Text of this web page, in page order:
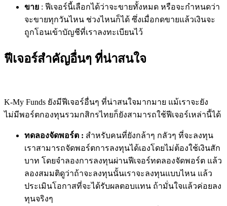
ขาย : ฟีเจอร์นี้เลือกได้ว่าจะขายทั้งหมด หรือจะกำหนดว่า
จะขายทุกวันไหน ช่วงไหนก็ได้ ซึ่งเมื่อกดขายแล้วเงินจะ
ถูกโอนเข้าบัญชีที่เราลงทะเบียนไว้
ฟีเจอร์สำคัญอื่นๆ ที่น่าสนใจ
K-My Funds ยังมีฟีเจอร์อื่นๆ ที่น่าสนใจมากมาย แม้เราจะยัง
ไม่มีพอร์ตกองทุนรวมกสิกรไทยก็ยังสามารถใช้ฟีเจอร์เหล่านี้ได้
ทดลองจัดพอร์ต : สำหรับคนที่ยังกล้าๆ กลัวๆ ที่จะลงทุน
เราสามารถจัดพอร์ตการลงทุนได้เองโดยไม่ต้องใช้เงินสัก
บาท โดยจำลองการลงทุนผ่านฟีเจอร์ทดลองจัดพอร์ต แล้ว
ลองสมมติดูว่าถ้าจะลงทุนนั้นเราจะลงทุนแบบไหน แล้ว
ประเมินโอกาสที่จะได้รับผลตอบแทน ถ้ามั่นใจแล้วค่อยลง
ทุนจริงๆ